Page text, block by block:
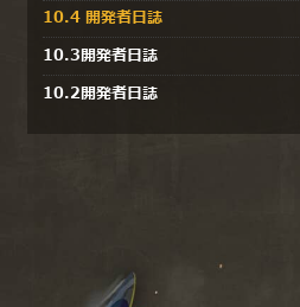
10.4 開発者日誌
2024.09.01
10.4 開発者日誌
10.3開発者日誌
10.2開発者日誌